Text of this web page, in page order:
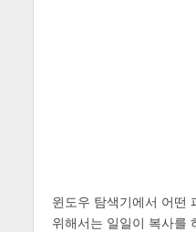
윈도우 탐색기에서 어떤
위해서는 일일이 복사를